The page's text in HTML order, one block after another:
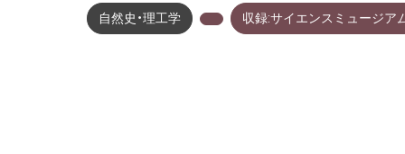
自然史・理工学 収録:サイエンスミュージア